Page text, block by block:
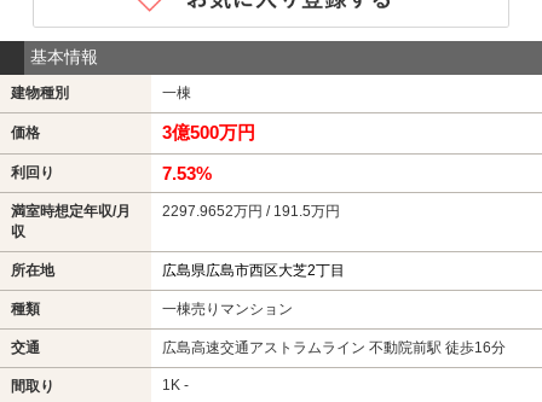
基本情報
建物種別 一棟
価格 3億500万円
利回り 7.53%
満室時想定年収/月
収
2297.9652万円 / 191.5万円
所在地 広島県広島市西区大芝2丁目
種類 一棟売りマンション
交通 広島高速交通アストラムライン 不動院前駅 徒歩16分
間取り 1K -